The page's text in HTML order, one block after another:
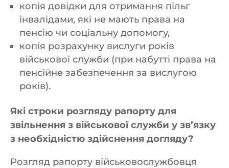
копія довідки для отримання пільг
інвалідами, які не мають права на
пенсію чи соціальну допомогу,
копія розрахунку вислуги років
військової служби (при набутті права на
пенсійне забезпечення за вислугою
років).
Які строки розгляду рапорту для
звільнення з військової служби у зв’язку
з необхідністю здійснення догляду?
Розгляд рапорту військовослужбовця